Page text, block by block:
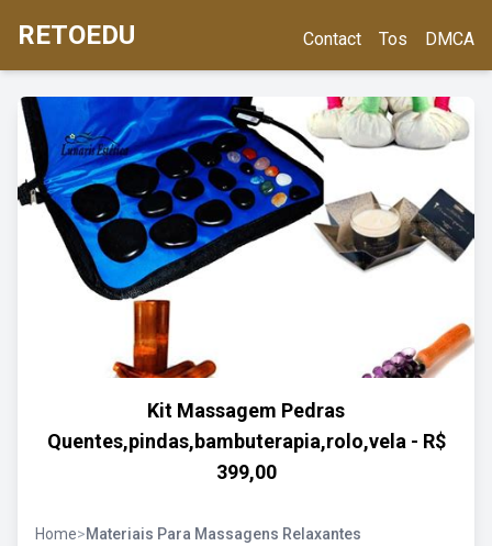
RETOEDU Contact Tos DMCA
Kit Massagem Pedras
Quentes,pindas,bambuterapia,rolo,vela - R$
399,00
Home>Materiais Para Massagens Relaxantes